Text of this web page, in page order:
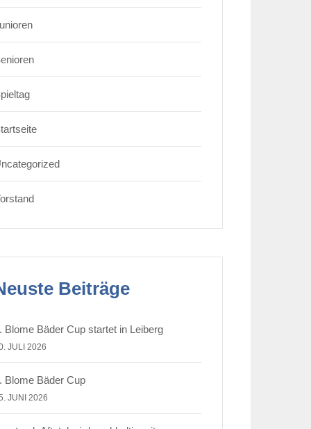
Beiträge
Blome Bäder Cup startet in Leiberg
JULI 2026
Blome Bäder Cup
JUNI 2026